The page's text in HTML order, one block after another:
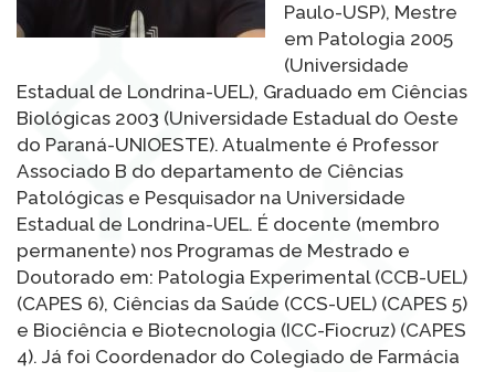
Paulo-USP), Mestre
em Patologia 2005
(Universidade
Estadual de Londrina-UEL), Graduado em Ciências
Biológicas 2003 (Universidade Estadual do Oeste
do Paraná-UNIOESTE). Atualmente é Professor
Associado B do departamento de Ciências
Patológicas e Pesquisador na Universidade
Estadual de Londrina-UEL. É docente (membro
permanente) nos Programas de Mestrado e
Doutorado em: Patologia Experimental (CCB-UEL)
(CAPES 6), Ciências da Saúde (CCS-UEL) (CAPES 5)
e Biociência e Biotecnologia (ICC-Fiocruz) (CAPES
4). Já foi Coordenador do Colegiado de Farmácia